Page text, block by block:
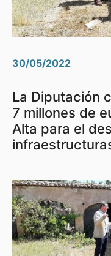
30/05/2022
La Diputación
7 millones de
Alta para el